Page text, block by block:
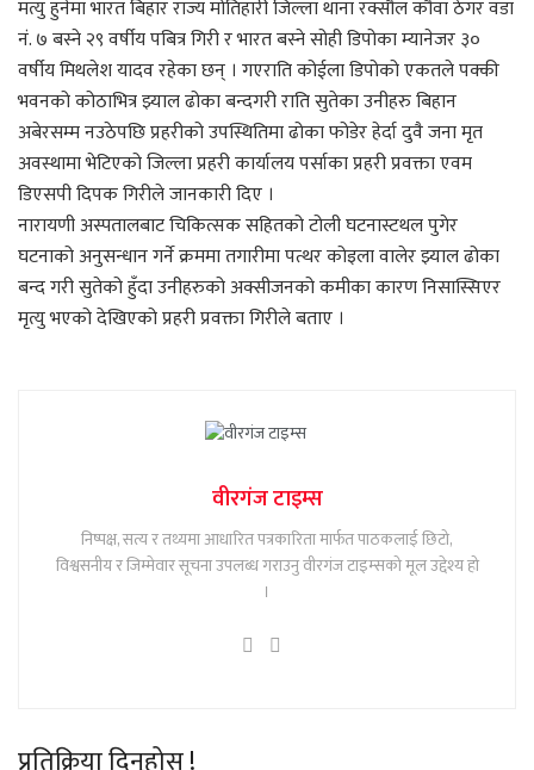
मत्यु हुनेमा भारत बिहार राज्य मोतिहारी जिल्ला थाना रक्सौल कौवा ठेगर वडा
नं. ७ बस्ने २९ वर्षीय पबित्र गिरी र भारत बस्ने सोही डिपोका म्यानेजर ३०
वर्षीय मिथलेश यादव रहेका छन् । गएराति कोईला डिपोको एकतले पक्की
भवनको कोठाभित्र झ्याल ढोका बन्दगरी राति सुतेका उनीहरु बिहान
अबेरसम्म नउठेपछि प्रहरीको उपस्थितिमा ढोका फोडेर हेर्दा दुवै जना मृत
अवस्थामा भेटिएको जिल्ला प्रहरी कार्यालय पर्साका प्रहरी प्रवक्ता एवम
डिएसपी दिपक गिरीले जानकारी दिए ।
नारायणी अस्पतालबाट चिकित्सक सहितको टोली घटनास्टथल पुगेर
घटनाको अनुसन्धान गर्ने क्रममा तगारीमा पत्थर कोइला वालेर झ्याल ढोका
बन्द गरी सुतेको हुँदा उनीहरुको अक्सीजनको कमीका कारण निसास्सिएर
मृत्यु भएको देखिएको प्रहरी प्रवक्ता गिरीले बताए ।
वीरगंज टाइम्स
निष्पक्ष, सत्य र तथ्यमा आधारित पत्रकारिता मार्फत पाठकलाई छिटो,
विश्वसनीय र जिम्मेवार सूचना उपलब्ध गराउनु वीरगंज टाइम्सको मूल उद्देश्य हो
।